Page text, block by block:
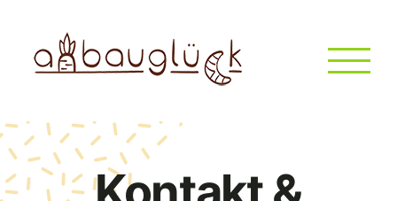
springen